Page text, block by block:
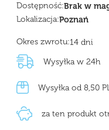
Dostępność:Brak w
Lokalizacja:Poznań
Okres zwrotu:14 dni
za ten produkt
Wysyłka w 24h
Wysyłka od 8,50